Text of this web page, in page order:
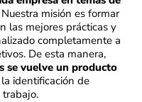
Nuestra misión es formar
las mejores prácticas y
completamente a
De esta manera,
se vuelve un producto
identificación de
trabajo.